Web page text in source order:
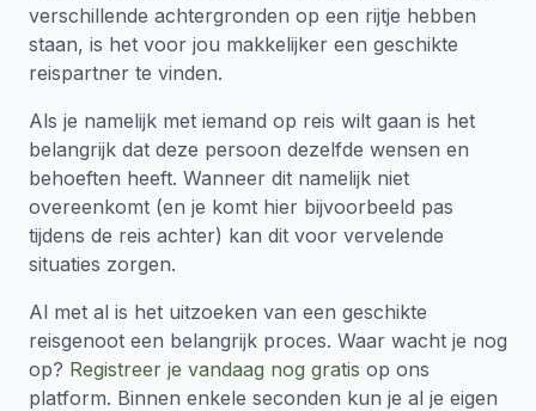
verschillende achtergronden op een rijtje hebben
staan, is het voor jou makkelijker een geschikte
reispartner te vinden.
Als je namelijk met iemand op reis wilt gaan is het
belangrijk dat deze persoon dezelfde wensen en
behoeften heeft. Wanneer dit namelijk niet
overeenkomt (en je komt hier bijvoorbeeld pas
tijdens de reis achter) kan dit voor vervelende
situaties zorgen.
Al met al is het uitzoeken van een geschikte
reisgenoot een belangrijk proces. Waar wacht je nog
op? Registreer je vandaag nog gratis op ons
platform. Binnen enkele seconden kun je al je eigen